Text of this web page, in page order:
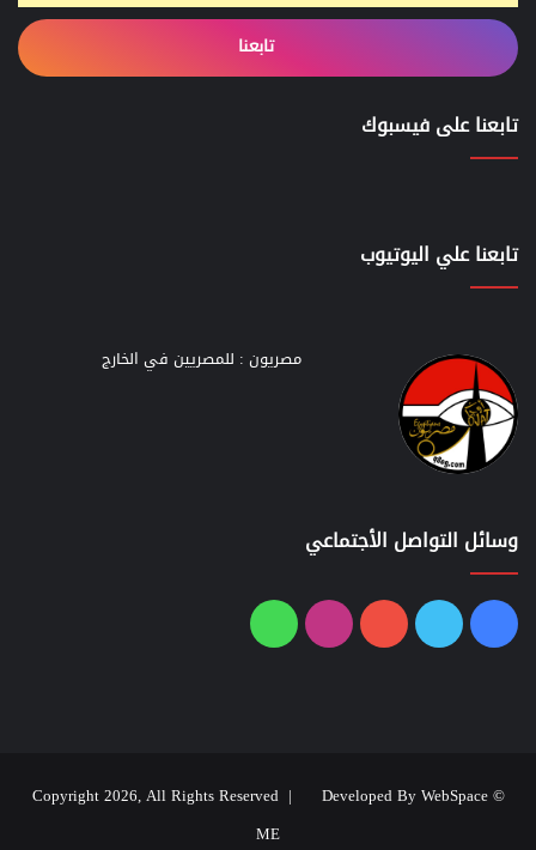
تابعنا
تابعنا على فيسبوك
تابعنا علي اليوتيوب
مصريون : للمصريين في الخارج
وسائل التواصل الأجتماعي
فيسبوك
تويتر يوتيوبانستقرامواتساب
© Copyright 2026, All Rights Reserved |
Developed By WebSpace
ME